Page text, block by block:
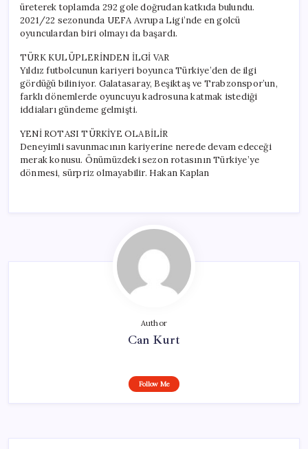
üreterek toplamda 292 gole doğrudan katkıda bulundu.
2021/22 sezonunda UEFA Avrupa Ligi’nde en golcü
oyunculardan biri olmayı da başardı.
TÜRK KULÜPLERİNDEN İLGİ VAR
Yıldız futbolcunun kariyeri boyunca Türkiye’den de ilgi
gördüğü biliniyor. Galatasaray, Beşiktaş ve Trabzonspor’un,
farklı dönemlerde oyuncuyu kadrosuna katmak istediği
iddiaları gündeme gelmişti.
YENİ ROTASI TÜRKİYE OLABİLİR
Deneyimli savunmacının kariyerine nerede devam edeceği
merak konusu. Önümüzdeki sezon rotasının Türkiye’ye
dönmesi, sürpriz olmayabilir. Hakan Kaplan
Author
Can Kurt
Follow Me